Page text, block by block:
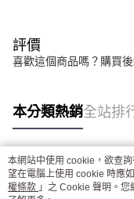
評價
喜歡這個商品嗎？購買
本分類熱銷全站排
熱門標籤
本網站中使用 cookie，欲查
望在電腦上使用 cookie 時應
權條款 」之 Cookie 聲明。